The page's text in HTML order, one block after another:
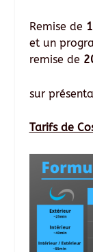
Remise de
et un
remise de
sur
Tarifs de